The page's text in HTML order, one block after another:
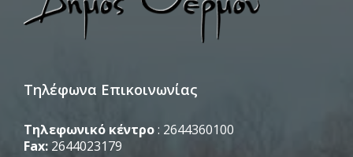
Τηλέφωνα Επικοινωνίας
Τηλεφωνικό κέντρο: 2644360100
Fax: 2644023179